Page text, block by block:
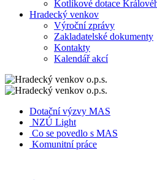
Kotlíkové dotace
Hradecký venkov
Výroční zprávy
Zakladatelské dokumenty
Kontakty
Kalendář akcí
Dotační výzvy MAS
NZÚ Light
Co se povedlo s MAS
Komunitní práce